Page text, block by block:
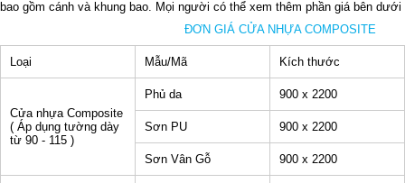
bao gồm cánh và khung bao. Mọi người có thể xem thêm phần giá bên
ĐƠN GIÁ CỬA NHỰA COMPOSITE
Loại Mẫu/Mã Kích thước
Cửa nhựa Composite
( Áp dụng tường dày
từ 90 - 115 )
Phủ da 900 x 2200
Sơn PU 900 x 2200
Sơn Vân Gỗ 900 x 2200